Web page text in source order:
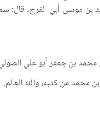
موسى أبي الفرج، قال:
من كتبه، والله العالم.